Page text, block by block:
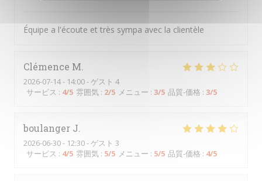
Équipe a l'écoute et très sympa avec la clientèle
Clémence M
2026-07-14- 14:00 - ゲスト 4
サービス : 4/5 雰囲気 : 2/5 メニュー : 3/5 品質-価格 : 3/5
boulanger J
2026-06-30- 12:30 - ゲスト 3
サービス : 4/5 雰囲気 : 5/5 メニュー : 5/5 品質-価格 : 4/5